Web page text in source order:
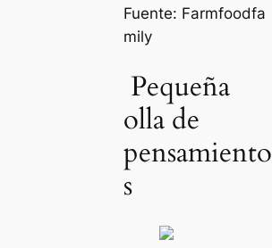
Fuente: Farmfoodfa
mily
Pequeña
olla de
pensamiento
s